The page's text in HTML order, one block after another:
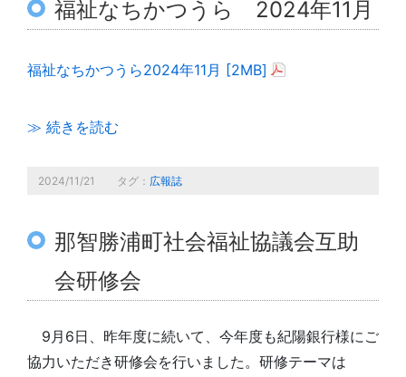
福祉なちかつうら 2024年11月
福祉なちかつうら2024年11月 [2MB]
≫ 続きを読む
2024/11/21 タグ： 広報誌
那智勝浦町社会福祉協議会互助
会研修会
9月6日、昨年度に続いて、今年度も紀陽銀行様にご
協力いただき研修会を行いました。研修テーマは